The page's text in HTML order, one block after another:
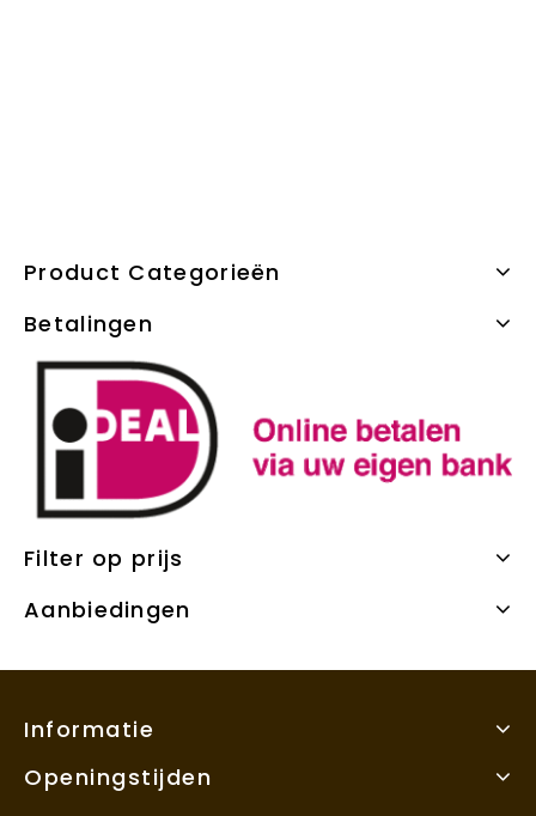
Product Categorieën
Betalingen
Filter op prijs
Aanbiedingen
Informatie
Openingstijden